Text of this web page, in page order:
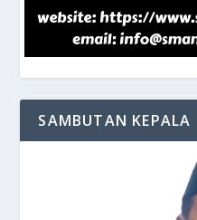
SAMBUTAN KEPALA